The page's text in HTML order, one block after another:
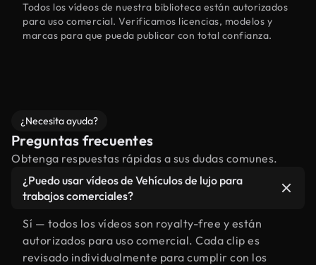
Todos los vídeos de nuestra biblioteca están autorizados
para uso comercial. Verificamos licencias, modelos y
marcas para que pueda publicar con total confianza.
¿Necesita ayuda?
Preguntas frecuentes
Obtenga respuestas rápidas a sus dudas comunes.
¿Puedo usar vídeos de Vehículos de lujo para
trabajos comerciales?
Sí — todos los vídeos son royalty-free y están
autorizados para uso comercial. Cada clip es
revisado individualmente para cumplir con los